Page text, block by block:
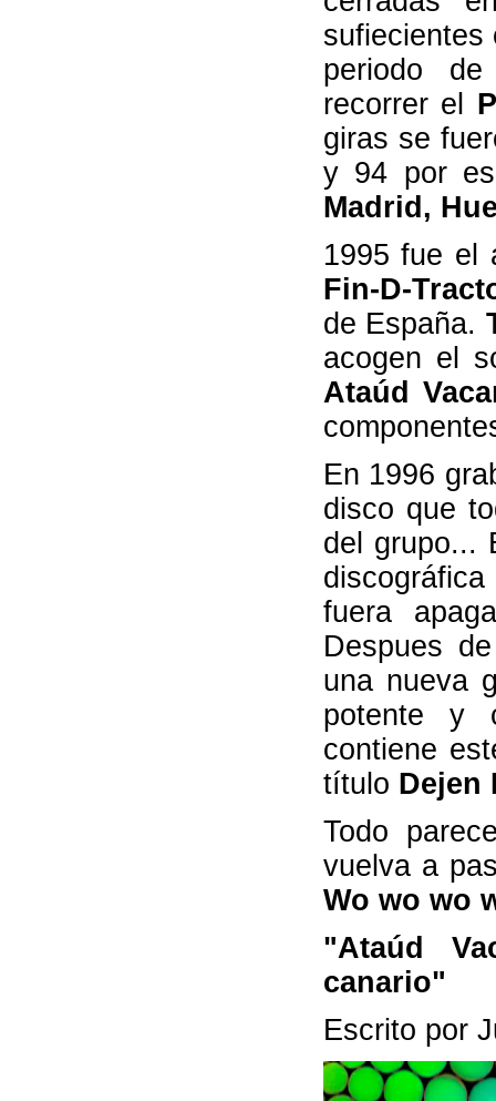
sufiecientes
periodo
recorrer el
giras se
y 94 por
Madrid,
1995 fue el
Fin-D-
de España.
acogen el
Ataúd
En 1996
disco que
del grupo...
fuera
Despues
una nueva
potente y
contiene
título Dejen
Todo
vuelva a
Wo wo wo
"Ataúd
canario"
Escrito por